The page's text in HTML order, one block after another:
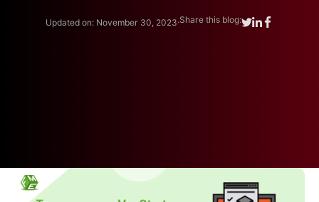
Updated on: November 30, 2023.Share this blog: